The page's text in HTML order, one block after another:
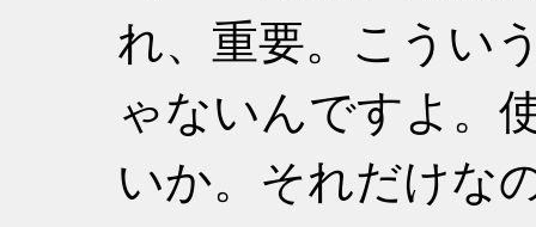
れ、重要。こうい
ゃないんですよ。
いか。それだけな